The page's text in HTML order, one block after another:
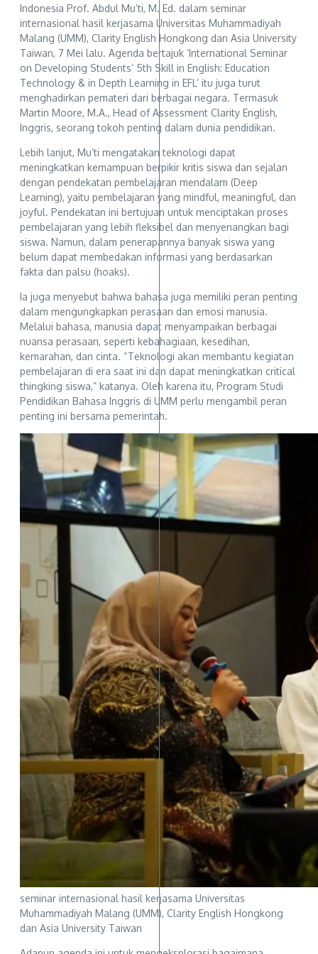
Indonesia Prof. Abdul Mu’ti, M. Ed. dalam seminar
internasional hasil kerjasama Universitas Muhammadiyah
Malang (UMM), Clarity English Hongkong dan Asia University
Taiwan, 7 Mei lalu. Agenda bertajuk ‘International Seminar
on Developing Students’ 5th Skill in English: Education
Technology & in Depth Learning in EFL’ itu juga turut
menghadirkan pemateri dari berbagai negara. Termasuk
Martin Moore, M.A., Head of Assessment Clarity English,
Inggris, seorang tokoh penting dalam dunia pendidikan.
Lebih lanjut, Mu’ti mengatakan teknologi dapat
meningkatkan kemampuan berpikir kritis siswa dan sejalan
dengan pendekatan pembelajaran mendalam (Deep
Learning), yaitu pembelajaran yang mindful, meaningful, dan
joyful. Pendekatan ini bertujuan untuk menciptakan proses
pembelajaran yang lebih fleksibel dan menyenangkan bagi
siswa. Namun, dalam penerapannya banyak siswa yang
belum dapat membedakan informasi yang berdasarkan
fakta dan palsu (hoaks).
Ia juga menyebut bahwa bahasa juga memiliki peran penting
dalam mengungkapkan perasaan dan emosi manusia.
Melalui bahasa, manusia dapat menyampaikan berbagai
nuansa perasaan, seperti kebahagiaan, kesedihan,
kemarahan, dan cinta. “Teknologi akan membantu kegiatan
pembelajaran di era saat ini dan dapat meningkatkan critical
thingking siswa,” katanya. Oleh karena itu, Program Studi
Pendidikan Bahasa Inggris di UMM perlu mengambil peran
penting ini bersama pemerintah.
seminar internasional hasil kerjasama Universitas
Muhammadiyah Malang (UMM), Clarity English Hongkong
dan Asia University Taiwan